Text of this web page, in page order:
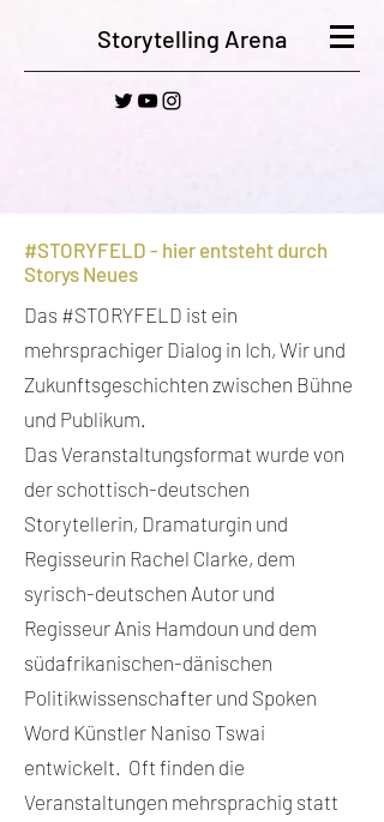
Storytelling Arena
#STORYFELD - hier entsteht durch
Storys Neues
Das #STORYFELD ist ein
mehrsprachiger Dialog in Ich, Wir und
Zukunftsgeschichten zwischen Bühne
und Publikum.
Das Veranstaltungsformat wurde von
der schottisch-deutschen
Storytellerin, Dramaturgin und
Regisseurin Rachel Clarke, dem
syrisch-deutschen Autor und
Regisseur Anis Hamdoun und dem
südafrikanischen-dänischen
Politikwissenschafter und Spoken
Word Künstler Naniso Tswai
entwickelt. Oft finden die
Veranstaltungen mehrsprachig statt